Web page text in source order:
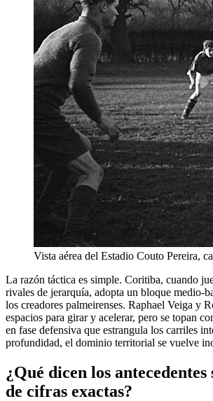
Vista aérea del Estadio Couto Pereira,
La razón táctica es simple. Coritiba, cuando
rivales de jerarquía, adopta un bloque medio-
los creadores palmeirenses. Raphael Veiga y
espacios para girar y acelerar, pero se topan
en fase defensiva que estrangula los carriles
profundidad, el dominio territorial se vuelve
¿Qué dicen los antecedentes
de cifras exactas?